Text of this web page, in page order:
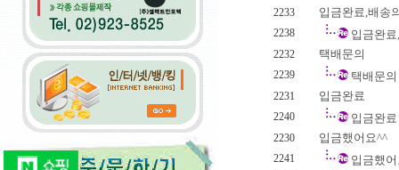
2233 입금완료,배송
2238 입금완
2232 택배문의
2239 택배문의
2231 입금완료
2240 입금완료
2230 입금했어요^^
2241 입금했